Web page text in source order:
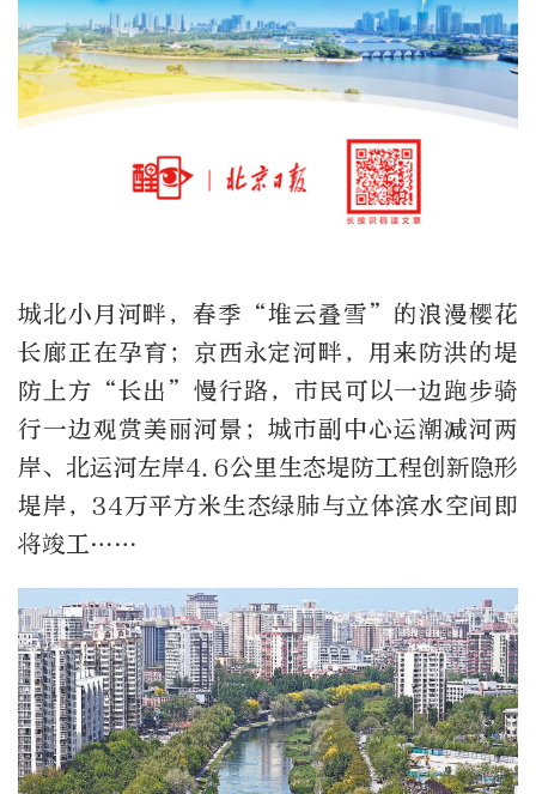
城北小月河畔，春季“堆云叠雪”的浪漫樱花
长廊正在孕育；京西永定河畔，用来防洪的堤
防上方“长出”慢行路，市民可以一边跑步骑
行一边观赏美丽河景；城市副中心运潮减河两
岸、北运河左岸4.6公里生态堤防工程创新隐形
堤岸，34万平方米生态绿肺与立体滨水空间即
将竣工……